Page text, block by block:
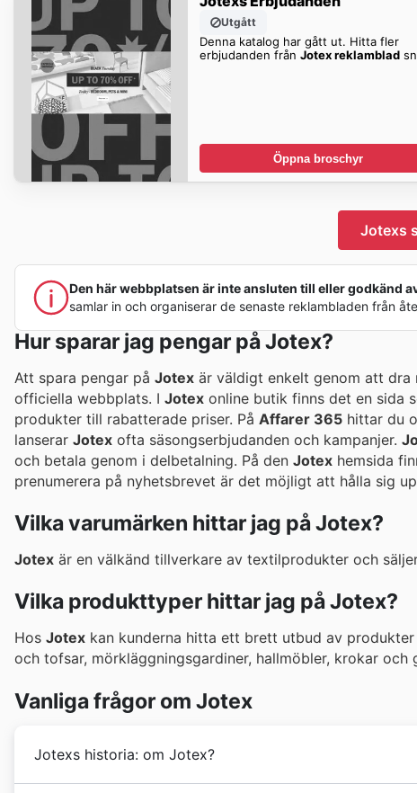
Utgått
Denna katalog har gått ut. Hitta fler
erbjudanden från Jotex reklamblad
Öppna broschyr
Jotexs
Den här webbplatsen är inte ansluten till eller godkänd
samlar in och organiserar de senaste reklambladen från
Hur sparar jag pengar på Jotex?
Att spara pengar på Jotex är väldigt enkelt genom att dra
officiella webbplats. I Jotex online butik finns det en sida
produkter till rabatterade priser. På Affarer 365 hittar du
lanserar Jotex ofta säsongserbjudanden och kampanjer.
och betala genom i delbetalning. På den Jotex hemsida
prenumerera på nyhetsbrevet är det möjligt att hålla sig
Vilka varumärken hittar jag på Jotex?
Jotex är en välkänd tillverkare av textilprodukter och
Vilka produkttyper hittar jag på Jotex?
Hos Jotex kan kunderna hitta ett brett utbud av
och tofsar, mörkläggningsgardiner, hallmöbler, krokar
Vanliga frågor om Jotex
Jotexs historia: om Jotex?